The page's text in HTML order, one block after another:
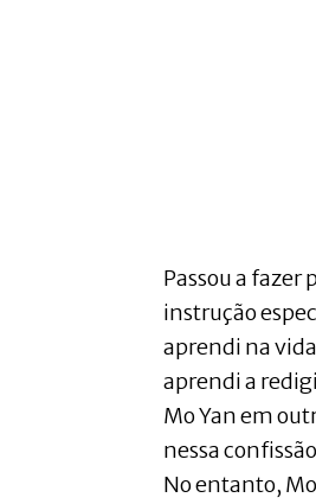
Passou a fazer
instrução
aprendi na
aprendi a
Mo Yan em
nessa
No entanto,